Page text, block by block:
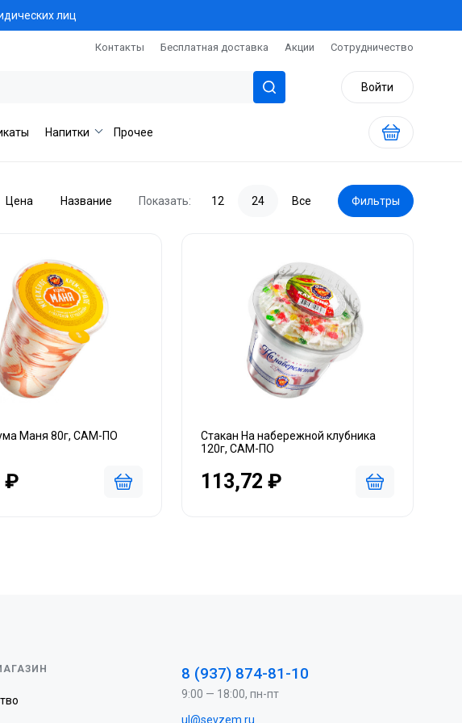
лиц
Контакты Бесплатная доставка Акции Сотрудничество
Войти
Напитки Прочее
Цена Название Показать: 12 24 Все Фильтры
Маня 80г, САМ-ПО
₽
Стакан На набережной клубника
120г, САМ-ПО
113,72 ₽
8 (937) 874-81-10
9:00 — 18:00, пн-пт
ul@sevzem.ru